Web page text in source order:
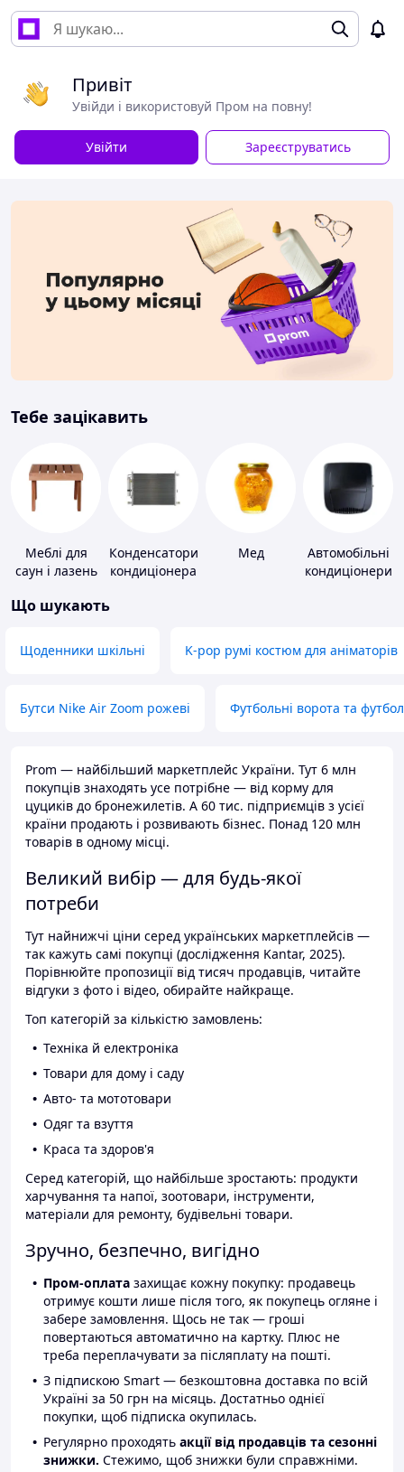
Привіт
Увійди і використовуй Пром на повну!
Увійти Зареєструватись
Тебе зацікавить
Меблі для
саун і лазень
Конденсатори
кондиціонера
Мед
Автомобільні
кондиціонери
Що шукають
Щоденники шкільні K-pop румі костюм для аніматорів
Бутси Nike Air Zoom рожеві Футбольні ворота та
Prom — найбільший маркетплейс України. Тут 6 млн
покупців знаходять усе потрібне — від корму для
цуциків до бронежилетів. А 60 тис. підприємців з усієї
країни продають і розвивають бізнес. Понад 120 млн
товарів в одному місці.
Великий вибір — для будь-якої
потреби
Тут найнижчі ціни серед українських маркетплейсів —
так кажуть самі покупці (дослідження Kantar, 2025).
Порівнюйте пропозиції від тисяч продавців, читайте
відгуки з фото і відео, обирайте найкраще.
Топ категорій за кількістю замовлень:
Техніка й електроніка
Товари для дому і саду
Авто- та мототовари
Одяг та взуття
Краса та здоров'я
Серед категорій, що найбільше зростають: продукти
харчування та напої, зоотовари, інструменти,
матеріали для ремонту, будівельні товари.
Зручно, безпечно, вигідно
Пром-оплата захищає кожну покупку: продавець
отримує кошти лише після того, як покупець огляне і
забере замовлення. Щось не так — гроші
повертаються автоматично на картку. Плюс не
треба переплачувати за післяплату на пошті.
З підпискою Smart — безкоштовна доставка по всій
Україні за 50 грн на місяць. Достатньо однієї
покупки, щоб підписка окупилась.
Регулярно проходять акції від продавців та сезонні
знижки. Стежимо, щоб знижки були справжніми.